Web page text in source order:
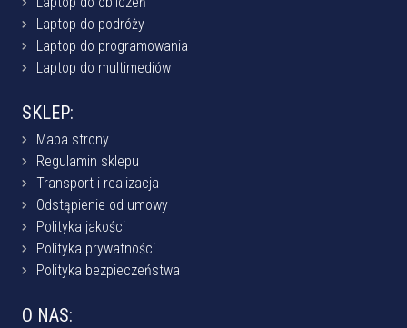
Laptop do podróży
Laptop do programowania
Laptop do multimediów
SKLEP:
Mapa strony
Regulamin sklepu
Transport i realizacja
Odstąpienie od umowy
Polityka jakości
Polityka prywatności
Polityka bezpieczeństwa
O NAS: